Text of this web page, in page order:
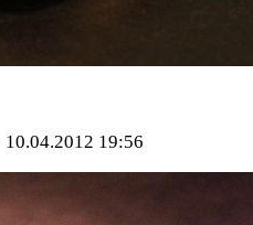
10.04.2012 19:56